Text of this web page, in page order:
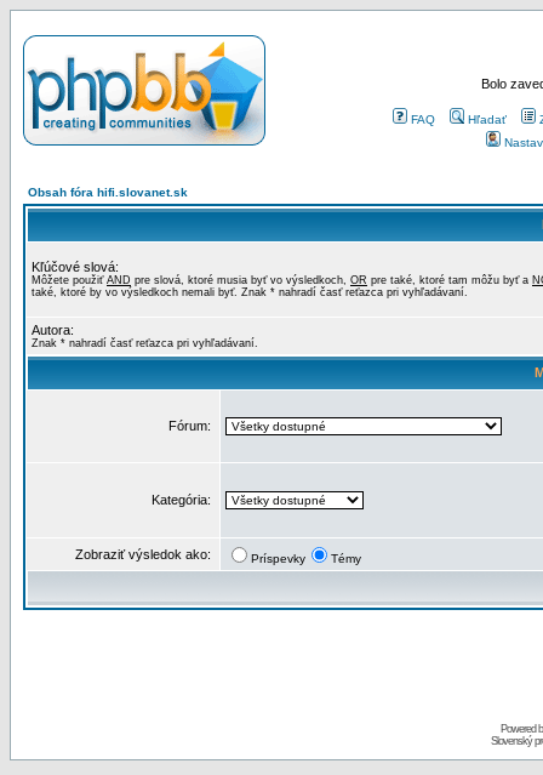
Bolo
FAQ Hľadať
Obsah fóra hifi.slovanet.sk
Kľúčové slová:
Môžete použiť AND pre slová, ktoré musia byť vo výsledkoch, OR pre také, ktoré tam môžu byť a
také, ktoré by vo výsledkoch nemali byť. Znak * nahradí časť reťazca pri vyhľadávaní.
Autora:
Znak * nahradí časť reťazca pri vyhľadávaní.
Fórum:
Kategória:
Zobraziť výsledok ako: Príspevky Témy
Powered
Slovenský